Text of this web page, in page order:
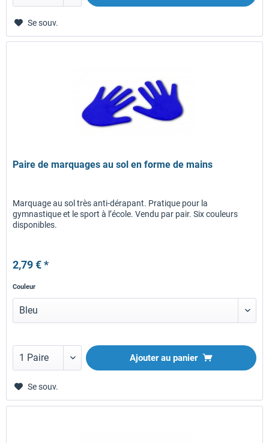
Se souv.
Paire de marquages au sol en forme de mains
Marquage au sol très anti-dérapant. Pratique pour la
gymnastique et le sport à l’école. Vendu par pair. Six couleurs
disponibles.
2,79 € *
Couleur
Ajouter au panier
Se souv.